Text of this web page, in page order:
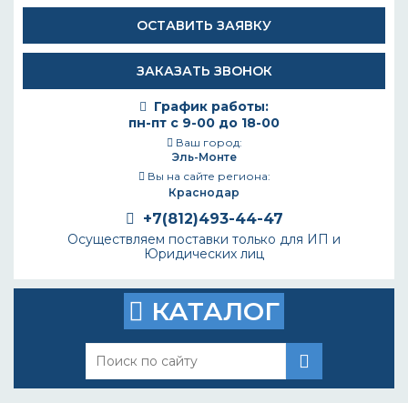
ОСТАВИТЬ ЗАЯВКУ
ЗАКАЗАТЬ ЗВОНОК
График работы:
пн-пт с 9-00 до 18-00
Ваш город:
Эль-Монте
Вы на сайте региона:
Краснодар
+7(812)493-44-47
Осуществляем поставки только для ИП и
Юридических лиц
КАТАЛОГ